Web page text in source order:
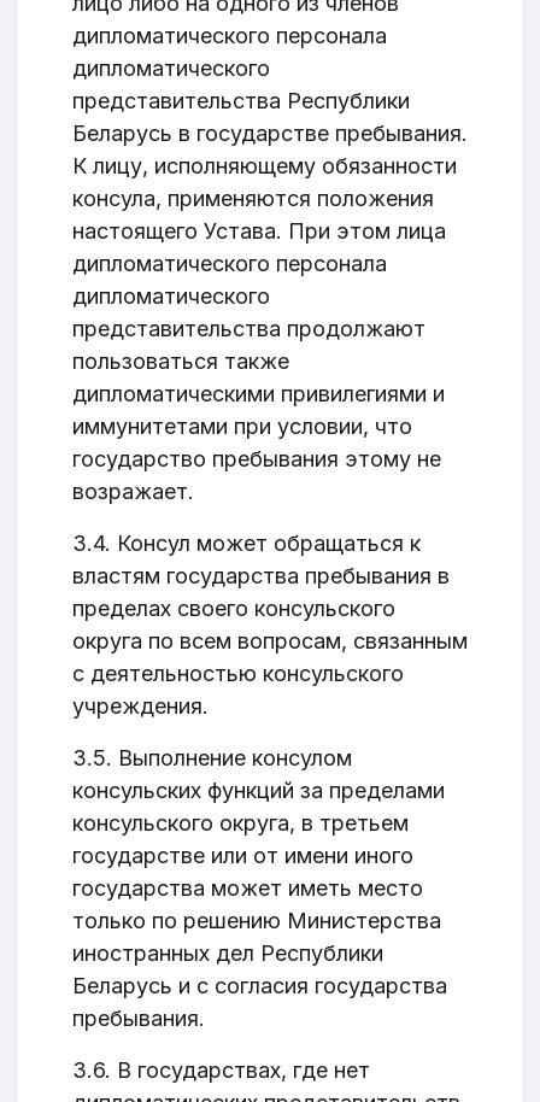
E-mail
Сообщение
ОТПРАВИТЬ
дипломатического персонала
дипломатического
представительства Республики
Беларусь в государстве пребывания.
К лицу, исполняющему обязанности
консула, применяются положения
настоящего Устава. При этом лица
дипломатического персонала
дипломатического
представительства продолжают
пользоваться также
дипломатическими привилегиями и
иммунитетами при условии, что
государство пребывания этому не
возражает.
3.4. Консул может обращаться к
властям государства пребывания в
пределах своего консульского
округа по всем вопросам, связанным
с деятельностью консульского
учреждения.
3.5. Выполнение консулом
консульских функций за пределами
консульского округа, в третьем
государстве или от имени иного
государства может иметь место
только по решению Министерства
иностранных дел Республики
Беларусь и с согласия государства
пребывания.
3.6. В государствах, где нет